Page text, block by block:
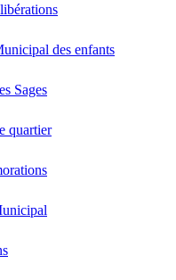
des enfants
Sages
quartier